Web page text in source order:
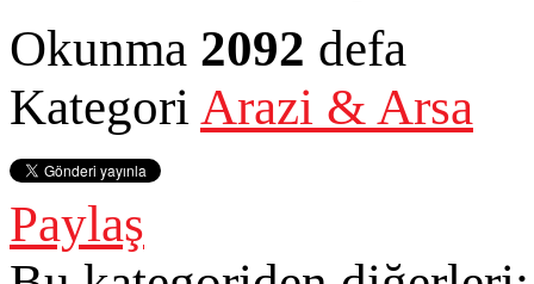
Okunma 2092 defa
Kategori Arazi & Arsa
Paylaş